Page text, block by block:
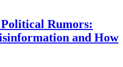
Rumors:
and How